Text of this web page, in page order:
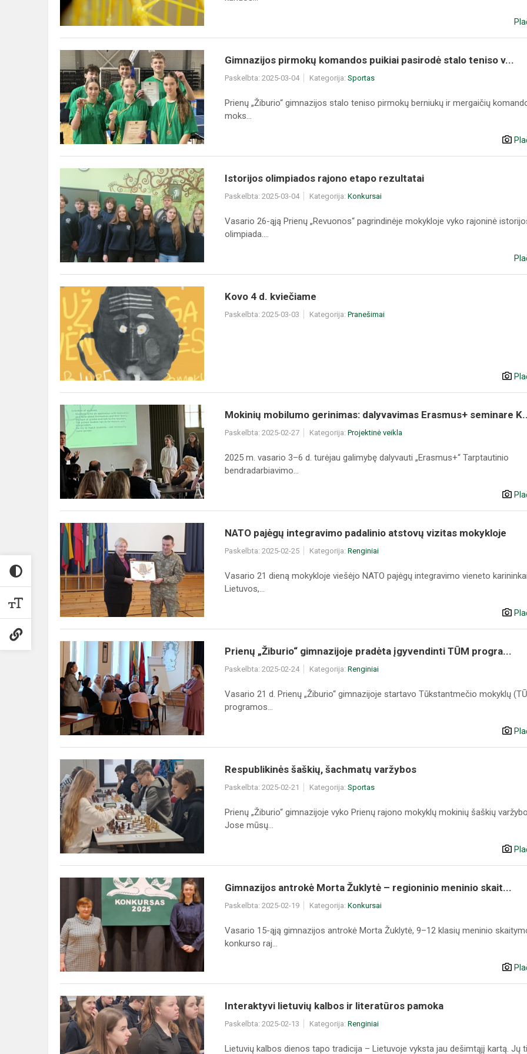
technikos
univ...
Gimnazijos
pirmokų
komandos
puikiai
pasirodė
stalo
teniso
v...
Gimnazijos pirmokų komandos puikiai pasirodė stalo teniso v...
Paskelbta: 2025-03-04 Kategorija: Sportas
Prienų „Žiburio“ gimnazijos stalo teniso pirmokų berniukų ir mergaičių
moks...
Istorijos
olimpiados
rajono
etapo
rezultatai
Istorijos olimpiados rajono etapo rezultatai
Paskelbta: 2025-03-04 Kategorija: Konkursai
Vasario 26-ąją Prienų „Revuonos“ pagrindinėje mokykloje vyko rajoninė
olimpiada....
Kovo
4
d.
kviečiame
Kovo 4 d. kviečiame
Paskelbta: 2025-03-03 Kategorija: Pranešimai
Mokinių
mobilumo
gerinimas:
dalyvavimas
Erasmus+
seminare
K...
Mokinių mobilumo gerinimas: dalyvavimas Erasmus+ seminare
Paskelbta: 2025-02-27 Kategorija: Projektinė veikla
2025 m. vasario 3–6 d. turėjau galimybę dalyvauti „Erasmus+“ Tarptautinio
bendradarbiavimo...
NATO
pajėgų
integravimo
padalinio
atstovų
vizitas
mokykloje
NATO pajėgų integravimo padalinio atstovų vizitas mokykloje
Paskelbta: 2025-02-25 Kategorija: Renginiai
Vasario 21 dieną mokykloje viešėjo NATO pajėgų integravimo vieneto
Lietuvos,...
Prienų
„Žiburio“
gimnazijoje
pradėta
įgyvendinti
TŪM
progra...
Prienų „Žiburio“ gimnazijoje pradėta įgyvendinti TŪM progra...
Paskelbta: 2025-02-24 Kategorija: Renginiai
Vasario 21 d. Prienų „Žiburio“ gimnazijoje startavo Tūkstantmečio mokyklų
programos...
Respublikinės
šaškių,
šachmatų
varžybos
Respublikinės šaškių, šachmatų varžybos
Paskelbta: 2025-02-21 Kategorija: Sportas
Prienų „Žiburio“ gimnazijoje vyko Prienų rajono mokyklų mokinių šaškių
Jose mūsų...
antrokė
Morta
Žuklytė
–
regioninio
meninio
skait...
Gimnazijos antrokė Morta Žuklytė – regioninio meninio skait...
Paskelbta: 2025-02-19 Kategorija: Konkursai
Vasario 15-ąją gimnazijos antrokė Morta Žuklytė, 9–12 klasių meninio
konkurso raj...
Interaktyvi
lietuvių
kalbos
Interaktyvi lietuvių kalbos ir literatūros pamoka
Paskelbta: 2025-02-13 Kategorija: Renginiai
Lietuvių kalbos dienos tapo tradicija – Lietuvoje vyksta jau dešimtąjį kartą. Jų